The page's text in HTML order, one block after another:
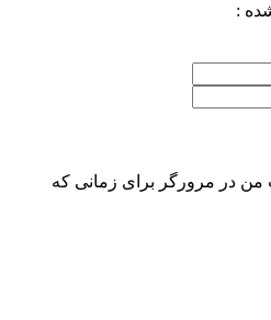
:
من در مرورگر برای زمانی که